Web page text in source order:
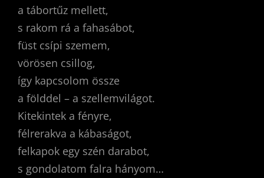
a tábortűz mellett,
s rakom rá a fahasábot,
füst csípi szemem,
vörösen csillog,
így kapcsolom össze
a földdel – a szellemvilágot.
Kitekintek a fényre,
félrerakva a kábaságot,
felkapok egy szén darabot,
s gondolatom falra hányom…